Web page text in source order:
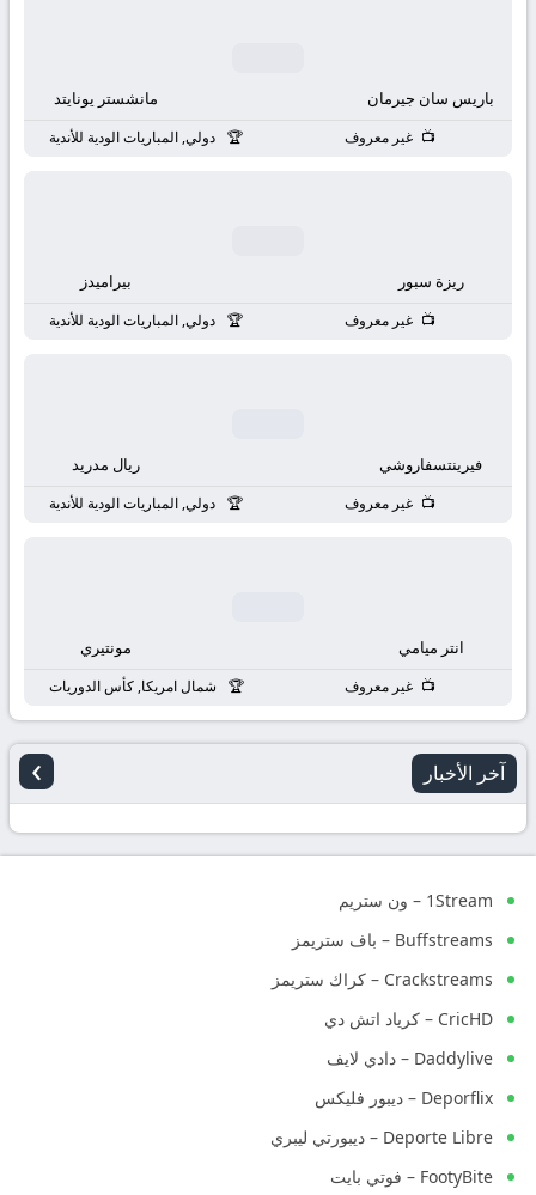
باريس سان جيرمان مانشستر يونايتد
غير معروف دولي, المباريات الودية للأندية
ريزة سبور بيراميدز
غير معروف دولي, المباريات الودية للأندية
فيرينتسفاروشي ريال مدريد
غير معروف دولي, المباريات الودية للأندية
انتر ميامي مونتيري
غير معروف شمال امريكا, كأس الدوريات
آخر الأخبار ›
1Stream – ون ستريم
Buffstreams – باف ستريمز
Crackstreams – كراك ستريمز
CricHD – كرياد اتش دي
Daddylive – دادي لايف
Deporflix – ديبور فليكس
Deporte Libre – ديبورتي ليبري
FootyBite – فوتي بايت